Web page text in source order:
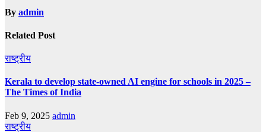
By admin
Related Post
राष्ट्रीय
Kerala to develop state-owned AI engine for schools in 2025 –
The Times of India
Feb 9, 2025 admin
राष्ट्रीय